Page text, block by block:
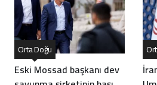
Eski Mossad başkanı dev
Orta Doğu